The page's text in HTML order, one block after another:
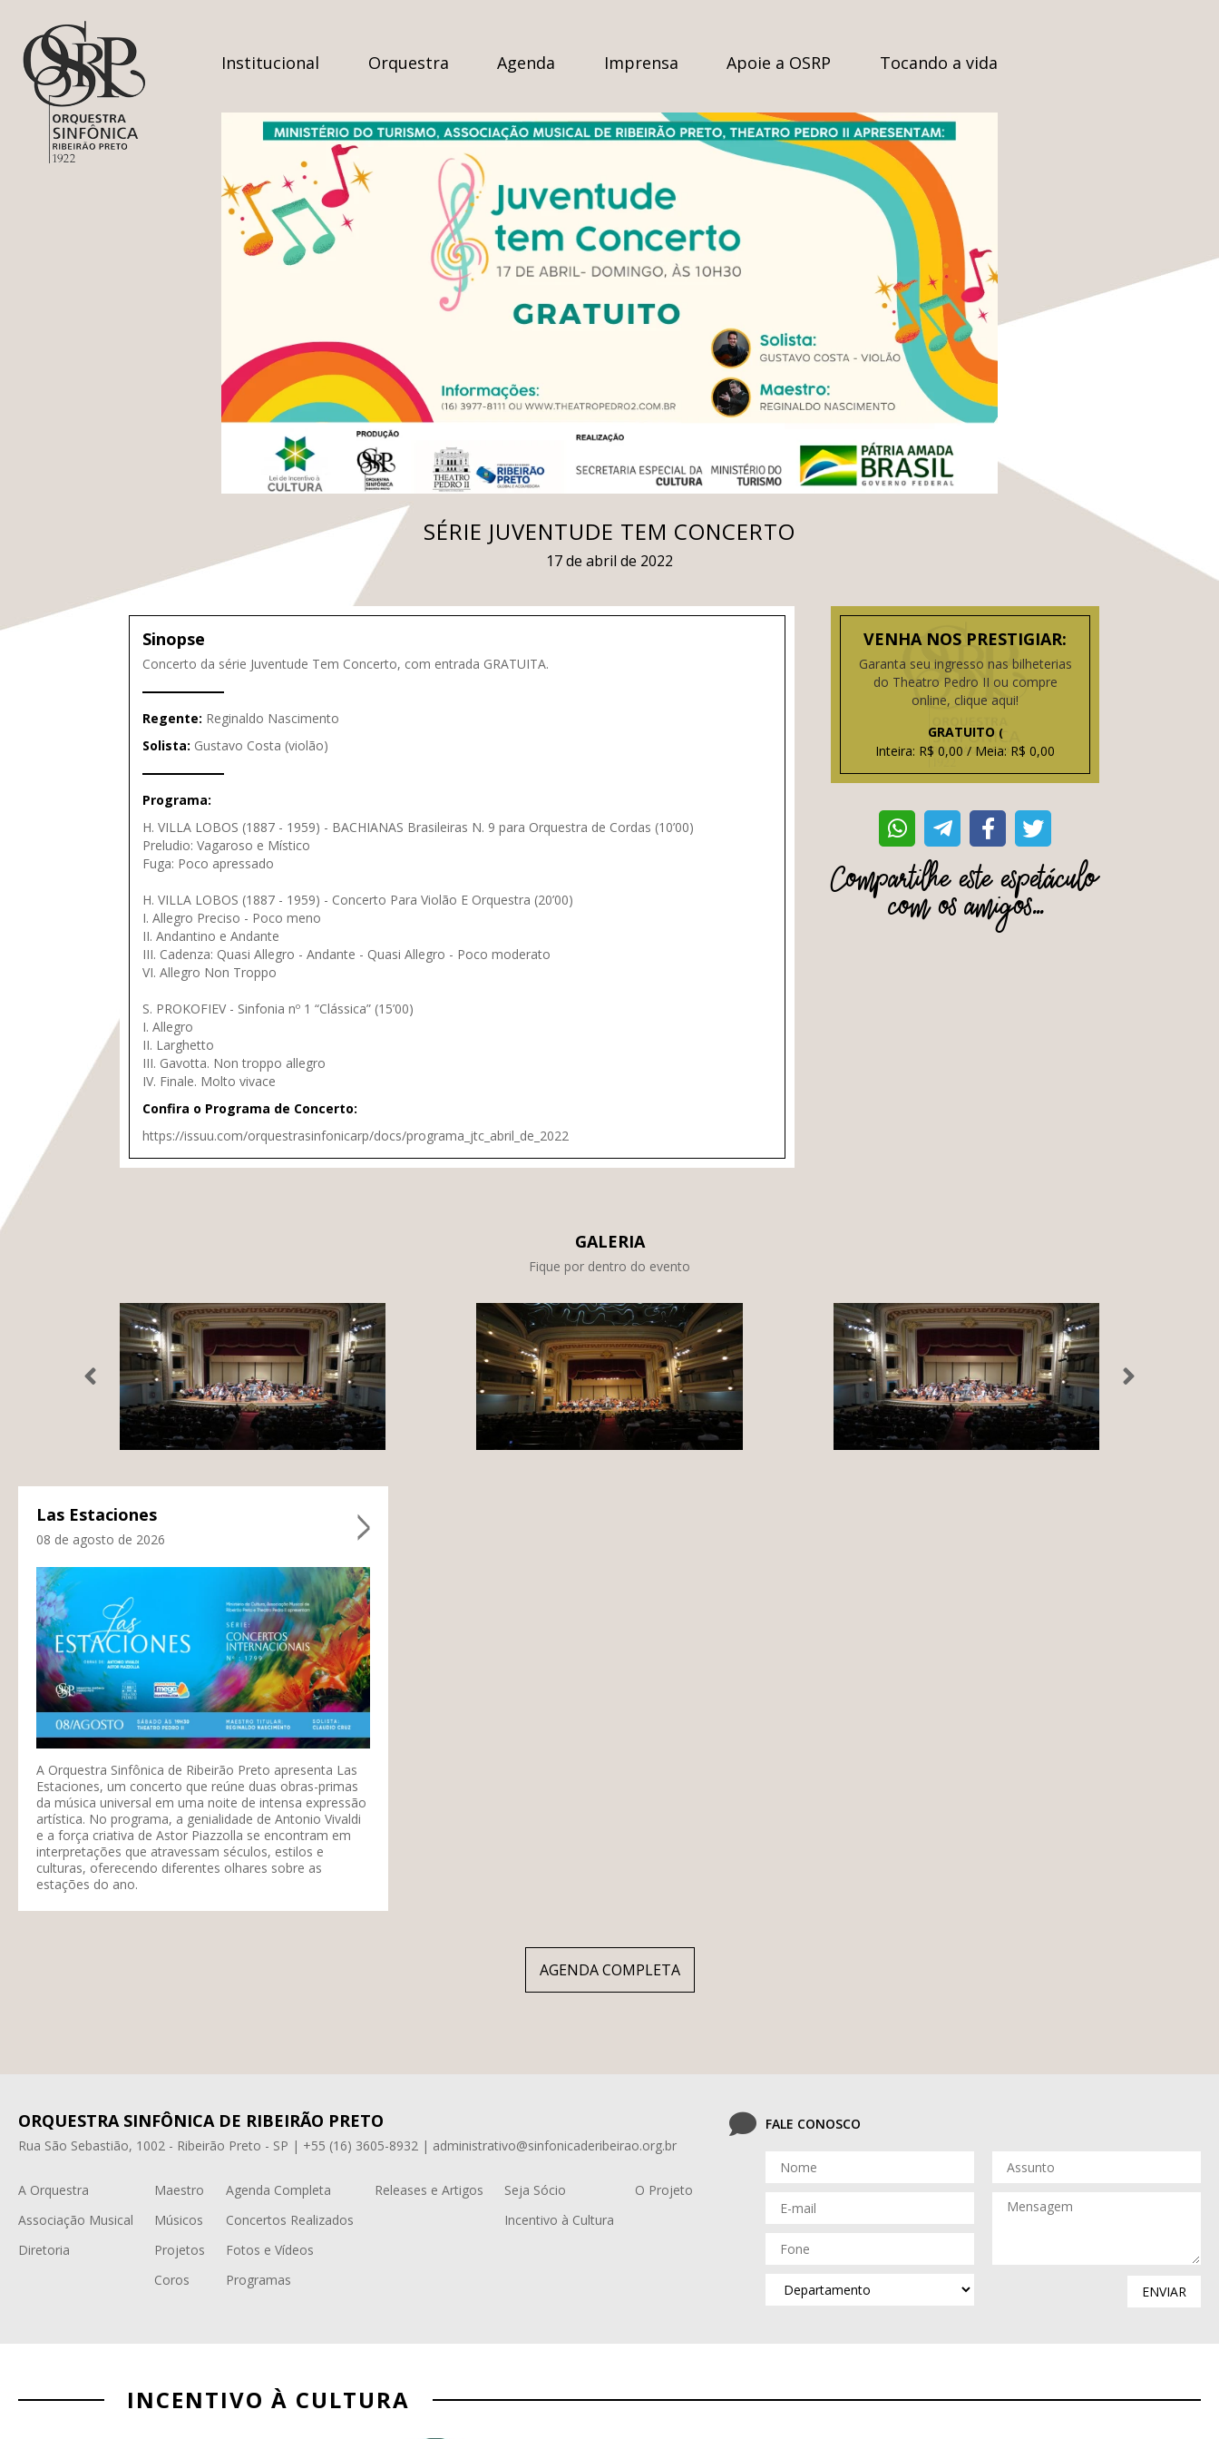
Institucional Orquestra Agenda Imprensa Apoie a OSRP Tocando a vida
SÉRIE JUVENTUDE TEM CONCERTO
17 de abril de 2022
Sinopse
Concerto da série Juventude Tem Concerto, com entrada GRATUITA.
Regente: Reginaldo Nascimento
Solista: Gustavo Costa (violão)
Programa:
H. VILLA LOBOS (1887 - 1959) - BACHIANAS Brasileiras N. 9 para Orquestra de Cordas (10’00)
Preludio: Vagaroso e Místico
Fuga: Poco apressado
H. VILLA LOBOS (1887 - 1959) - Concerto Para Violão E Orquestra (20’00)
I. Allegro Preciso - Poco meno
II. Andantino e Andante
III. Cadenza: Quasi Allegro - Andante - Quasi Allegro - Poco moderato
VI. Allegro Non Troppo
S. PROKOFIEV - Sinfonia nº 1 “Clássica” (15’00)
I. Allegro
II. Larghetto
III. Gavotta. Non troppo allegro
IV. Finale. Molto vivace
Confira o Programa de Concerto:
https://issuu.com/orquestrasinfonicarp/docs/programa_jtc_abril_de_2022
VENHA NOS PRESTIGIAR:
Garanta seu ingresso nas bilheterias
do Theatro Pedro II ou compre
online, clique aqui!
GRATUITO (
Inteira: R$ 0,00 / Meia: R$ 0,00
Compartilhe este espetáculo
com os amigos...
GALERIA
Fique por dentro do evento
Las Estaciones
08 de agosto de 2026
A Orquestra Sinfônica de Ribeirão Preto apresenta Las
Estaciones, um concerto que reúne duas obras-primas
da música universal em uma noite de intensa expressão
artística. No programa, a genialidade de Antonio Vivaldi
e a força criativa de Astor Piazzolla se encontram em
interpretações que atravessam séculos, estilos e
culturas, oferecendo diferentes olhares sobre as
estações do ano.
AGENDA COMPLETA
ORQUESTRA SINFÔNICA DE RIBEIRÃO PRETO
Rua São Sebastião, 1002 - Ribeirão Preto - SP | +55 (16) 3605-8932 | administrativo@sinfonicaderibeirao.org.br
A Orquestra
Associação Musical
Diretoria
Maestro
Músicos
Projetos
Coros
Agenda Completa
Concertos Realizados
Fotos e Vídeos
Programas
Releases e Artigos
Seja Sócio
Incentivo à Cultura
O Projeto
FALE CONOSCO
ENVIAR
INCENTIVO À CULTURA